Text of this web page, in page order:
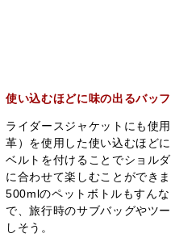
使い込むほどに味の出るバッ
ライダースジャケットにも使
革）を使用した使い込むほど
ベルトを付けることでショル
に合わせて楽しむことができま
500mlのペットボトルもすん
で、旅行時のサブバッグやツ
しそう。